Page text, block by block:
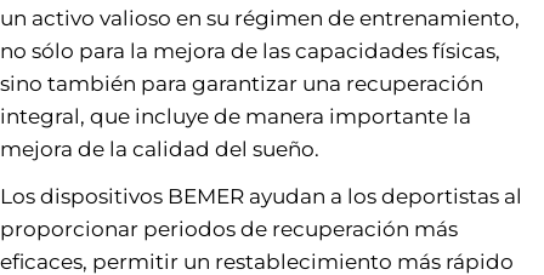
un activo valioso en su régimen de entrenamiento,
no sólo para la mejora de las capacidades físicas,
sino también para garantizar una recuperación
integral, que incluye de manera importante la
mejora de la calidad del sueño.
Los dispositivos BEMER ayudan a los deportistas al
proporcionar periodos de recuperación más
eficaces, permitir un restablecimiento más rápido